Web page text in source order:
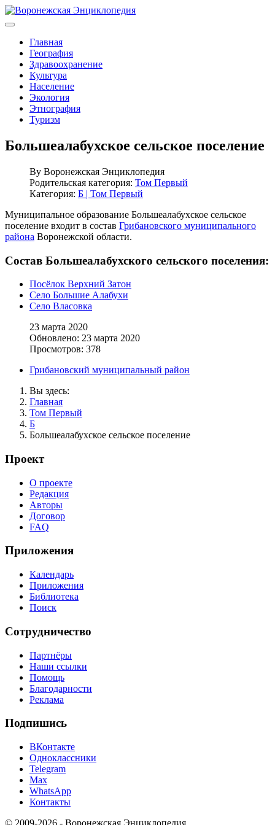
Главная
География
Здравоохранение
Культура
Население
Экология
Этнография
Туризм
Большеалабухское сельское поселение
By Воронежская Энциклопедия
Родительская категория: Том Первый
Категория: Б | Том Первый
Муниципальное образование Большеалабухское сельское
поселение входит в состав Грибановского муниципального
района Воронежской области.
Состав Большеалабухского сельского поселения:
Посёлок Верхний Затон
Село Большие Алабухи
Село Власовка
23 марта 2020
Обновлено: 23 марта 2020
Просмотров: 378
Грибановский муниципальный район
Вы здесь:
Главная
Том Первый
Б
Большеалабухское сельское поселение
Проект
О проекте
Редакция
Авторы
Договор
FAQ
Приложения
Календарь
Приложения
Библиотека
Поиск
Сотрудничество
Партнёры
Наши ссылки
Помощь
Благодарности
Реклама
Подпишись
ВКонтакте
Одноклассники
Telegram
Max
WhatsApp
Контакты
© 2009-2026 - Воронежская Энциклопедия.